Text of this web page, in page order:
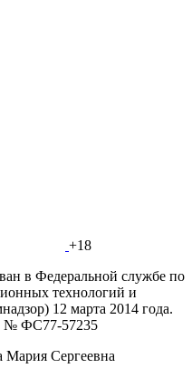
+18
в Федеральной службе по
технологий и
12 марта 2014 года.
№ ФС77-57235
Мария Сергеевна